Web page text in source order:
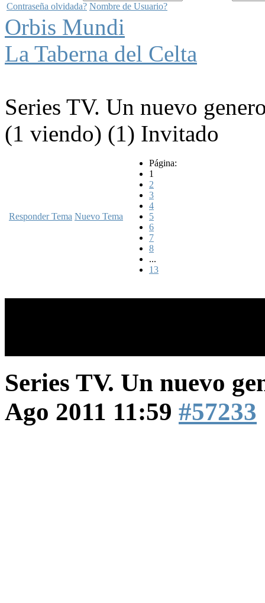
Contraseña olvidada? Nombre de Usuario?
Orbis Mundi
La Taberna del Celta
Series TV. Un nuevo
(1 viendo) (1) Invitado
Responder Tema Nuevo Tema
Página:
1
2
3
4
5
6
7
8
...
13
Series TV. Un nuevo
Ago 2011 11:59 #57233